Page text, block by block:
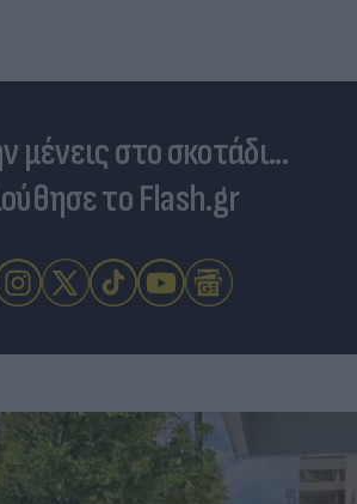
μένεις στο σκοτάδι...
το Flash.gr